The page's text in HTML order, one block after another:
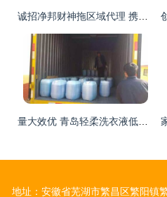
地址：安徽省芜湖市繁昌区繁阳镇